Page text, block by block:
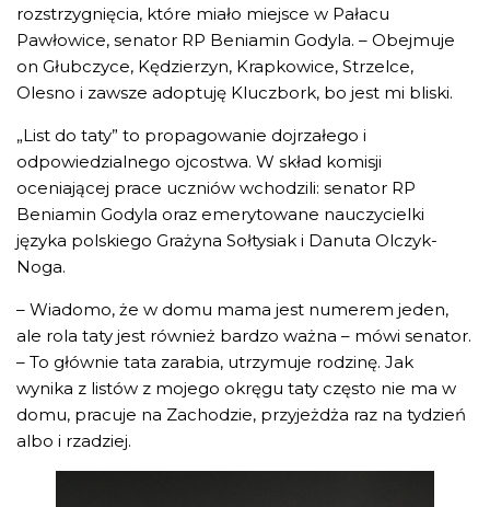
rozstrzygnięcia, które miało miejsce w Pałacu
Pawłowice, senator RP Beniamin Godyla. – Obejmuje
on Głubczyce, Kędzierzyn, Krapkowice, Strzelce,
Olesno i zawsze adoptuję Kluczbork, bo jest mi bliski.
„List do taty” to propagowanie dojrzałego i
odpowiedzialnego ojcostwa. W skład komisji
oceniającej prace uczniów wchodzili: senator RP
Beniamin Godyla oraz emerytowane nauczycielki
języka polskiego Grażyna Sołtysiak i Danuta Olczyk-
Noga.
– Wiadomo, że w domu mama jest numerem jeden,
ale rola taty jest również bardzo ważna – mówi senator.
– To głównie tata zarabia, utrzymuje rodzinę. Jak
wynika z listów z mojego okręgu taty często nie ma w
domu, pracuje na Zachodzie, przyjeżdża raz na tydzień
albo i rzadziej.